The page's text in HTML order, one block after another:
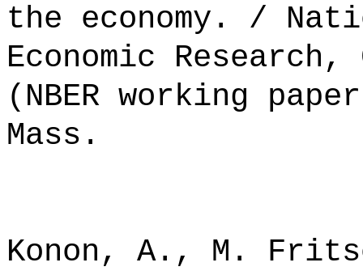
the economy. /
Economic
(NBER working
Mass.
Konon, A., M.